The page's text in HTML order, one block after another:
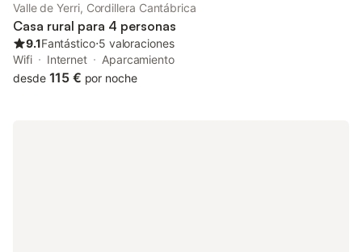
Valle de Yerri, Cordillera Cantábrica
Casa rural para 4 personas
9.1Fantástico⋅5 valoraciones
Wifi
Internet
Aparcamiento
desde 115 € por noche